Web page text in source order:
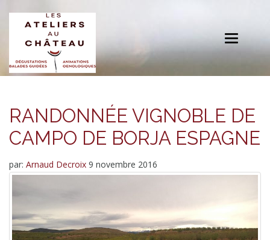
Toggle
RANDONNÉE VIGNOBLE DE
CAMPO DE BORJA ESPAGNE
par: Arnaud Decroix 9 novembre 2016